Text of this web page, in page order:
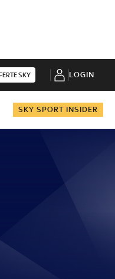
SKY LOGIN
SKY SPORT INSIDER